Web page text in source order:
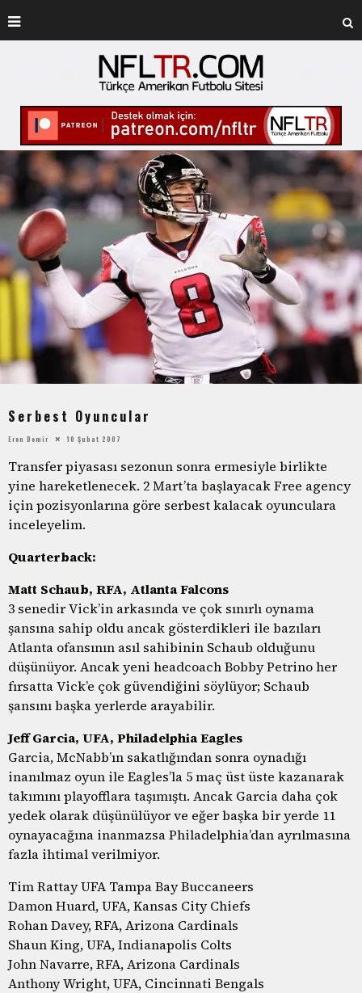
Serbest Oyuncular
Eren Demir 10 Şubat 2007
Transfer piyasası sezonun sonra ermesiyle birlikte
yine hareketlenecek. 2 Mart’ta başlayacak Free agency
için pozisyonlarına göre serbest kalacak oyunculara
inceleyelim.
Quarterback:
Matt Schaub, RFA, Atlanta Falcons
3 senedir Vick’in arkasında ve çok sınırlı oynama
şansına sahip oldu ancak gösterdikleri ile bazıları
Atlanta ofansının asıl sahibinin Schaub olduğunu
düşünüyor. Ancak yeni headcoach Bobby Petrino her
fırsatta Vick’e çok güvendiğini söylüyor; Schaub
şansını başka yerlerde arayabilir.
Jeff Garcia, UFA, Philadelphia Eagles
Garcia, McNabb’ın sakatlığından sonra oynadığı
inanılmaz oyun ile Eagles’la 5 maç üst üste kazanarak
takımını playofflara taşımıştı. Ancak Garcia daha çok
yedek olarak düşünülüyor ve eğer başka bir yerde 11
oynayacağına inanmazsa Philadelphia’dan ayrılmasına
fazla ihtimal verilmiyor.
Tim Rattay UFA Tampa Bay Buccaneers
Damon Huard, UFA, Kansas City Chiefs
Rohan Davey, RFA, Arizona Cardinals
Shaun King, UFA, Indianapolis Colts
John Navarre, RFA, Arizona Cardinals
Anthony Wright, UFA, Cincinnati Bengals